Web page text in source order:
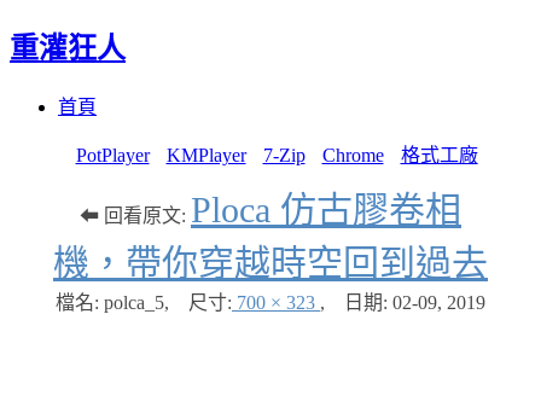
重灌狂人
首頁
PotPlayer KMPlayer 7-Zip Chrome 格式工廠
⬅ 回看原文: Ploca 仿古膠卷相
機，帶你穿越時空回到過去
檔名: polca_5, 尺寸: 700 × 323 , 日期: 02-09, 2019